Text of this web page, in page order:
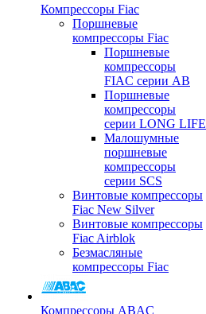
Компрессоры Fiac
Поршневые
компрессоры Fiac
Поршневые
компрессоры
FIAC серии AB
Поршневые
компрессоры
серии LONG LIFE
Малошумные
поршневые
компрессоры
серии SCS
Винтовые компрессоры
Fiac New Silver
Винтовые компрессоры
Fiac Airblok
Безмасляные
компрессоры Fiac
Компрессоры ABAC